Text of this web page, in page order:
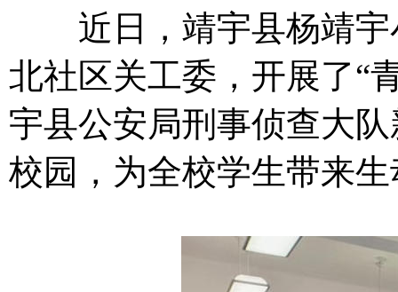
近日，靖宇县杨靖宇
北社区关工委，开展了“
宇县公安局刑事侦查大
校园，为全校学生带来